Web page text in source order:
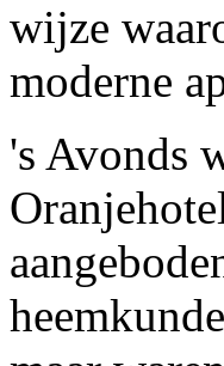
wijze
moderne
's Avonds